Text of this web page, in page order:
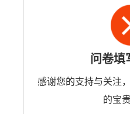
问卷填
感谢您的支持与关注
的宝